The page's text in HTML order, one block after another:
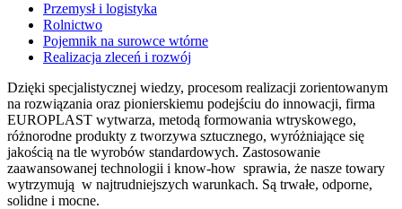
Przemysł i logistyka
Rolnictwo
Pojemnik na surowce wtórne
Realizacja zleceń i rozwój
Dzięki specjalistycznej wiedzy, procesom realizacji zorientowanym
na rozwiązania oraz pionierskiemu podejściu do innowacji, firma
EUROPLAST wytwarza, metodą formowania wtryskowego,
różnorodne produkty z tworzywa sztucznego, wyróżniające się
jakością na tle wyrobów standardowych. Zastosowanie
zaawansowanej technologii i know-how sprawia, że nasze towary
wytrzymują w najtrudniejszych warunkach. Są trwałe, odporne,
solidne i mocne.